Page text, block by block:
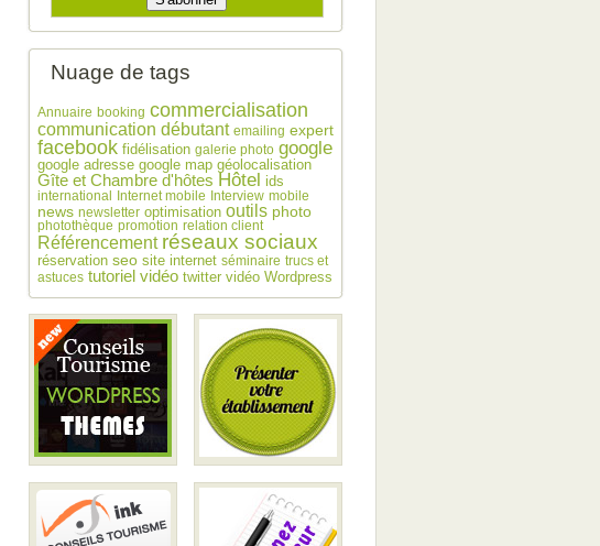
Nuage de tags
Annuaire booking commercialisation
communication débutant emailing expert
facebook fidélisation galerie photo google
google adresse google map géolocalisation
Gîte et Chambre d'hôtes Hôtel ids
international Internet mobile Interview mobile
news newsletter optimisation outils photo
photothèque promotion relation client
Référencement réseaux sociaux
réservation seo site internet séminaire trucs et
astuces tutoriel vidéo twitter vidéo Wordpress